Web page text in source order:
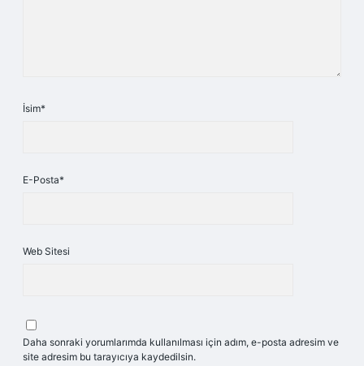
İsim*
E-Posta*
Web Sitesi
Daha sonraki yorumlarımda kullanılması için adım, e-posta adresim ve
site adresim bu tarayıcıya kaydedilsin.